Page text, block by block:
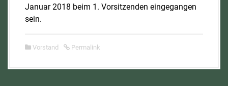
Januar 2018 beim 1. Vorsitzenden eingegangen
sein.
Vorstand Permalink